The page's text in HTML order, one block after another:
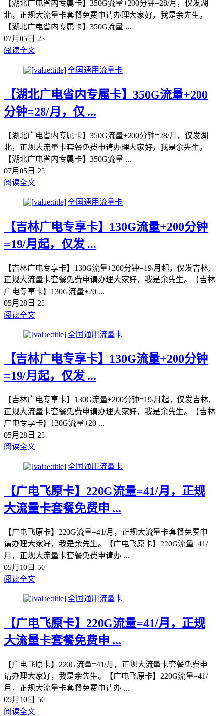
【湖北广电省内专属卡】350G流量+200分钟=28/月，仅发湖
北，正规大流量卡套餐免费申请办理大家好，我是余先生。
【湖北广电省内专属卡】350G流量 ...
07月05日 23
阅读全文
全国通用流量卡
【湖北广电省内专属卡】350G流量+200
分钟=28/月，仅 ...
【湖北广电省内专属卡】350G流量+200分钟=28/月，仅发湖
北，正规大流量卡套餐免费申请办理大家好，我是余先生。
【湖北广电省内专属卡】350G流量 ...
07月05日 23
阅读全文
全国通用流量卡
【吉林广电专享卡】130G流量+200分钟
=19/月起，仅发 ...
【吉林广电专享卡】130G流量+200分钟=19/月起，仅发吉林,
正规大流量卡套餐免费申请办理大家好，我是余先生。【吉林
广电专享卡】130G流量+20 ...
05月28日 23
阅读全文
全国通用流量卡
【吉林广电专享卡】130G流量+200分钟
=19/月起，仅发 ...
【吉林广电专享卡】130G流量+200分钟=19/月起，仅发吉林,
正规大流量卡套餐免费申请办理大家好，我是余先生。【吉林
广电专享卡】130G流量+20 ...
05月28日 23
阅读全文
全国通用流量卡
【广电飞原卡】220G流量=41/月，正规
大流量卡套餐免费申 ...
【广电飞原卡】220G流量=41/月，正规大流量卡套餐免费申
请办理大家好，我是余先生。【广电飞原卡】220G流量=41/
月，正规大流量卡套餐免费申请办 ...
05月10日 50
阅读全文
全国通用流量卡
【广电飞原卡】220G流量=41/月，正规
大流量卡套餐免费申 ...
【广电飞原卡】220G流量=41/月，正规大流量卡套餐免费申
请办理大家好，我是余先生。【广电飞原卡】220G流量=41/
月，正规大流量卡套餐免费申请办 ...
05月10日 50
阅读全文